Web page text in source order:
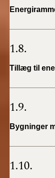
1.8.
Tillæg til
1.9.
Bygninger
1.10.